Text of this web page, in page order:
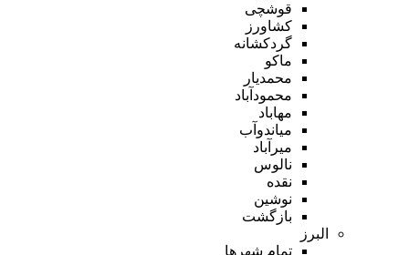
قوشچی
کشاورز
گردکشانه
ماکو
محمدیار
محمودآباد
مهاباد
میاندوآب
میرآباد
نالوس
نقده
نوشین
بازگشت
البرز
تمام شهر‌ها